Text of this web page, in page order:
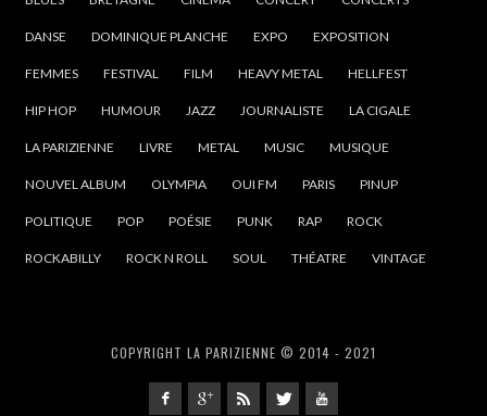
DANSE DOMINIQUE PLANCHE EXPO EXPOSITION
FEMMES FESTIVAL FILM HEAVY METAL HELLFEST
HIP HOP HUMOUR JAZZ JOURNALISTE LA CIGALE
LA PARIZIENNE LIVRE METAL MUSIC MUSIQUE
NOUVEL ALBUM OLYMPIA OUI FM PARIS PINUP
POLITIQUE POP POÉSIE PUNK RAP ROCK
ROCKABILLY ROCK N ROLL SOUL THÉATRE VINTAGE
COPYRIGHT LA PARIZIENNE © 2014 - 2021